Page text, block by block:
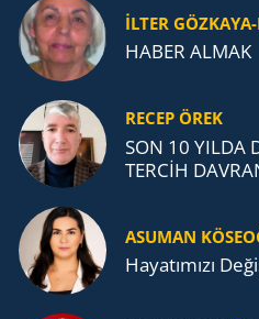
İLTER
HABER ALMAK
RECEP ÖREK
SON 10 YILDA
TERCİH
ASUMAN
Ha­ya­tı­mı­zı